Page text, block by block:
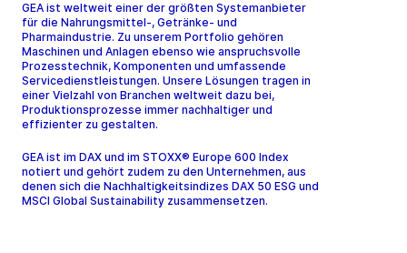
GEA ist weltweit einer der größten Systemanbieter
für die Nahrungsmittel-, Getränke- und
Pharmaindustrie. Zu unserem Portfolio gehören
Maschinen und Anlagen ebenso wie anspruchsvolle
Prozesstechnik, Komponenten und umfassende
Servicedienstleistungen. Unsere Lösungen tragen in
einer Vielzahl von Branchen weltweit dazu bei,
Produktionsprozesse immer nachhaltiger und
effizienter zu gestalten.
GEA ist im DAX und im STOXX® Europe 600 Index
notiert und gehört zudem zu den Unternehmen, aus
denen sich die Nachhaltigkeitsindizes DAX 50 ESG und
MSCI Global Sustainability zusammensetzen.